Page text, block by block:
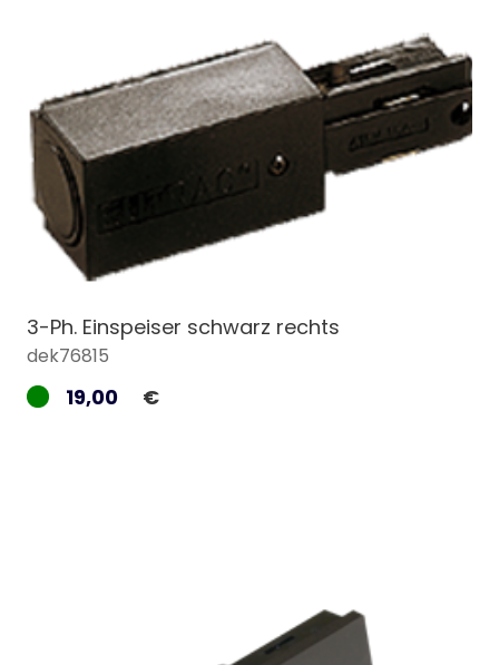
3-Ph. Einspeiser schwarz rechts
dek76815
19,00 €